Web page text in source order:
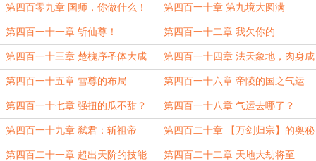
第四百零九章 国师，你做什么！ 第四百一十章 第九境大圆满
第四百一十一章 斩仙尊！ 第四百一十二章 我欠你的
第四百一十三章 楚槐序圣体大成 第四百一十四章 法天象地，肉身成
圣
第四百一十五章 雪尊的布局 第四百一十六章 帝陵的国之气运
第四百一十七章 强扭的瓜不甜？ 第四百一十八章 气运去哪了？
第四百一十九章 弑君：斩祖帝 第四百二十章 【万剑归宗】的奥秘
第四百二十一章 超出天阶的技能 第四百二十二章 天地大劫将至